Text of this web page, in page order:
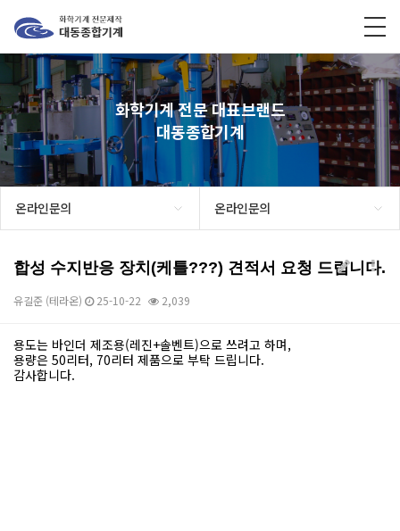
화학기계 전문 대표브랜드
대동종합기계
온라인문의 온라인문의
합성 수지반응 장치(케틀???) 견적서 요청 드립니다.
유길준 (테라온) 25-10-22 2,039
본문
용도는 바인더 제조용(레진+솔벤트)으로 쓰려고 하며,
용량은 50리터, 70리터 제품으로 부탁 드립니다.
감사합니다.